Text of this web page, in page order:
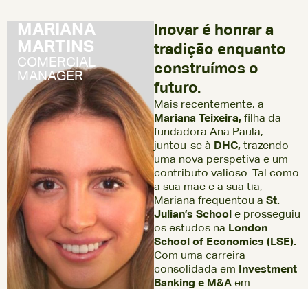
MARIANA
MARTINS
COMERCIAL
MANAGER
Inovar é honrar a
tradição enquanto
construímos o
futuro.
Mais recentemente, a
Mariana Teixeira, filha da
fundadora Ana Paula,
juntou-se à DHC, trazendo
uma nova perspetiva e um
contributo valioso. Tal como
a sua mãe e a sua tia,
Mariana frequentou a St.
Julian’s School e prosseguiu
os estudos na London
School of Economics (LSE).
Com uma carreira
consolidada em Investment
Banking e M&A em